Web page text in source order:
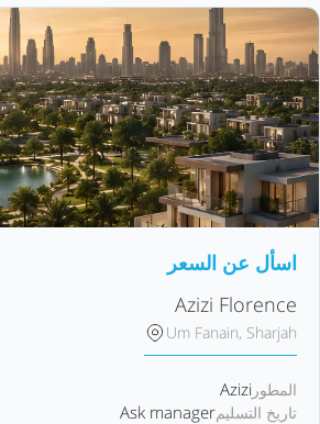
اسأل عن السعر
Azizi Florence
Um Fanain, Sharjah
المطور Azizi
تاريخ التسليمAsk manager